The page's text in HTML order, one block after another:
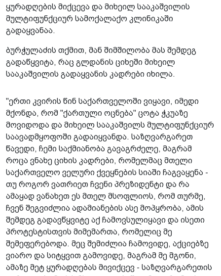
ყურადღების მიქცევა და მიხეილ სააკაშვილის
მულტიფუნქციურ სამოქალაქო კლინიკაში
გადაყვანაა.
ბურჭულაძის თქმით, მან შიმშილობა მას შემდეგ
გადაწყვიტა, რაც გლდანის ციხეში მიხეილ
სააკაშვილის გადაყვანის კადრები იხილა.
"ერთი კვირის წინ საქართველოში ვიყავი, იმედი
მქონდა, რომ "ქართული ოცნება" ცოტა ჭკუაზე
მოვიდოდა და მიხეილ სააკაშვილს მულტიფუნქციურ
საავადმყოფოში გადაიყვანდა. საზღვარგარეთ
წავედი, ჩემი საქმიანობა გავაგრძელე, მაგრამ
როცა ვნახე ციხის კადრები, რომელმაც მთელი
საქართველო ველური ქვეყნების სიაში ჩაგვაყენა -
თუ როგორ ვათრიეთ ჩვენი პრეზიდენტი და რა
ამაყად ვანახეთ ეს მთელ მსოფლიოს, რომ თურმე,
ჩვენ შეგვიძლია ადამიანების ასე მოპყრობა, ამის
შემდეგ გადავწყვიტე აქ ჩამოვსულიყავი და ისეთი
პროტესტისთვის მიმემართა, რომელიც მე
შემეფერებოდა. მეც შემიძლია ჩამოვიდე, აქციებზე
ვიარო და სიტყვით გამოვიდე, მაგრამ მე მგონი,
ამაზე მეტ ყურადღებას მივიქცევ - საზღვარგარეთის